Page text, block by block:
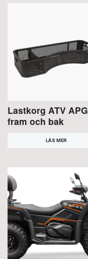
Lastkorg ATV APG
fram och bak
LÄS MER